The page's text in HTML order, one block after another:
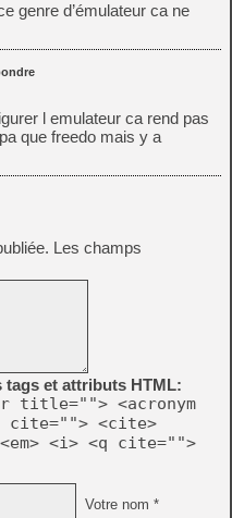
genre d’émulateur ca ne
l emulateur ca rend pas
que freedo mais y a
Les champs
tags et attributs HTML:
title=""> <acronym
cite=""> <cite>
<i> <q cite="">
Votre nom *